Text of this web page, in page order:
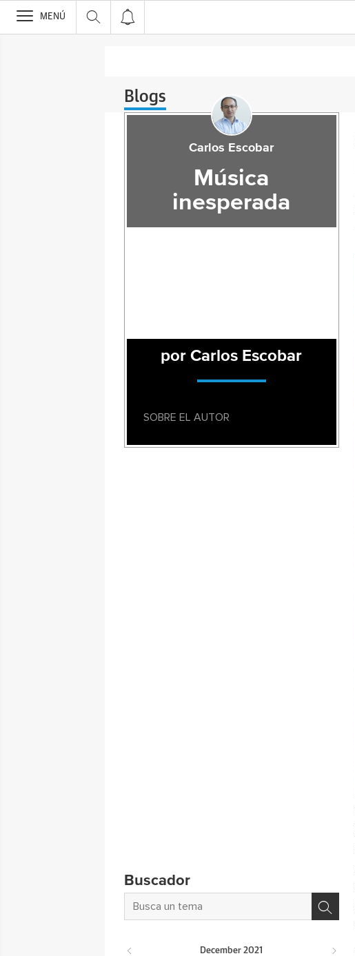
>
MENÚ
Blogs
Carlos Escobar
Música
inesperada
por Carlos Escobar
SOBRE EL AUTOR
Buscador
December 2021